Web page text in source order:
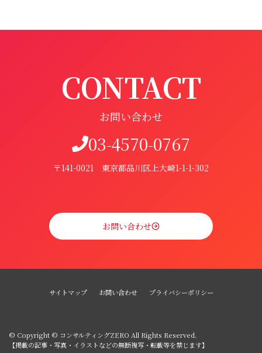
CONTACT
お問い合わせ
03-4570-0767
〒141-0021 東京都品川区上大崎1-1-1-302
お問い合わせ
サイトマップ お問い合わせ プライバシーポリシー
© Copyright © コンサルティングZERO All Rights Reserved.
【掲載の記事・写真・イラストなどの無断複写・転載等を禁じます】